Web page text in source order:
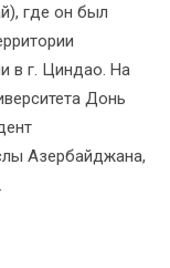
где он был
в г. Циндао. На
Донь
Азербайджана,